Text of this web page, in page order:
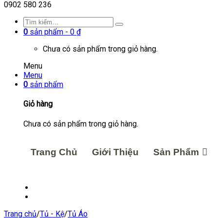
0902 580 236
0 sản phẩm - 0 ₫
Chưa có sản phẩm trong giỏ hàng.
Menu
Menu
0 sản phẩm
Giỏ hàng
Chưa có sản phẩm trong giỏ hàng.
Trang Chủ Giới Thiệu Sản Phẩm
Trang chủ/Tủ - Kệ/Tủ Áo